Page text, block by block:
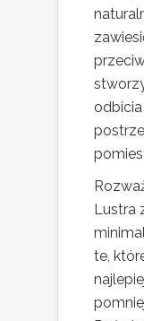
Lustra
te,